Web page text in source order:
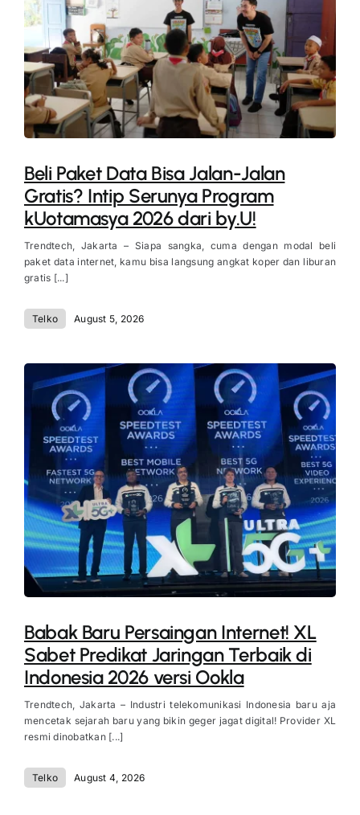
Beli Paket Data Bisa Jalan-Jalan
Gratis? Intip Serunya Program
kUotamasya 2026 dari by.U!
Trendtech, Jakarta – Siapa sangka, cuma dengan modal beli
paket data internet, kamu bisa langsung angkat koper dan liburan
gratis [...]
Telko August 5, 2026
Babak Baru Persaingan Internet! XL
Sabet Predikat Jaringan Terbaik di
Indonesia 2026 versi Ookla
Trendtech, Jakarta – Industri telekomunikasi Indonesia baru aja
mencetak sejarah baru yang bikin geger jagat digital! Provider XL
resmi dinobatkan [...]
Telko August 4, 2026